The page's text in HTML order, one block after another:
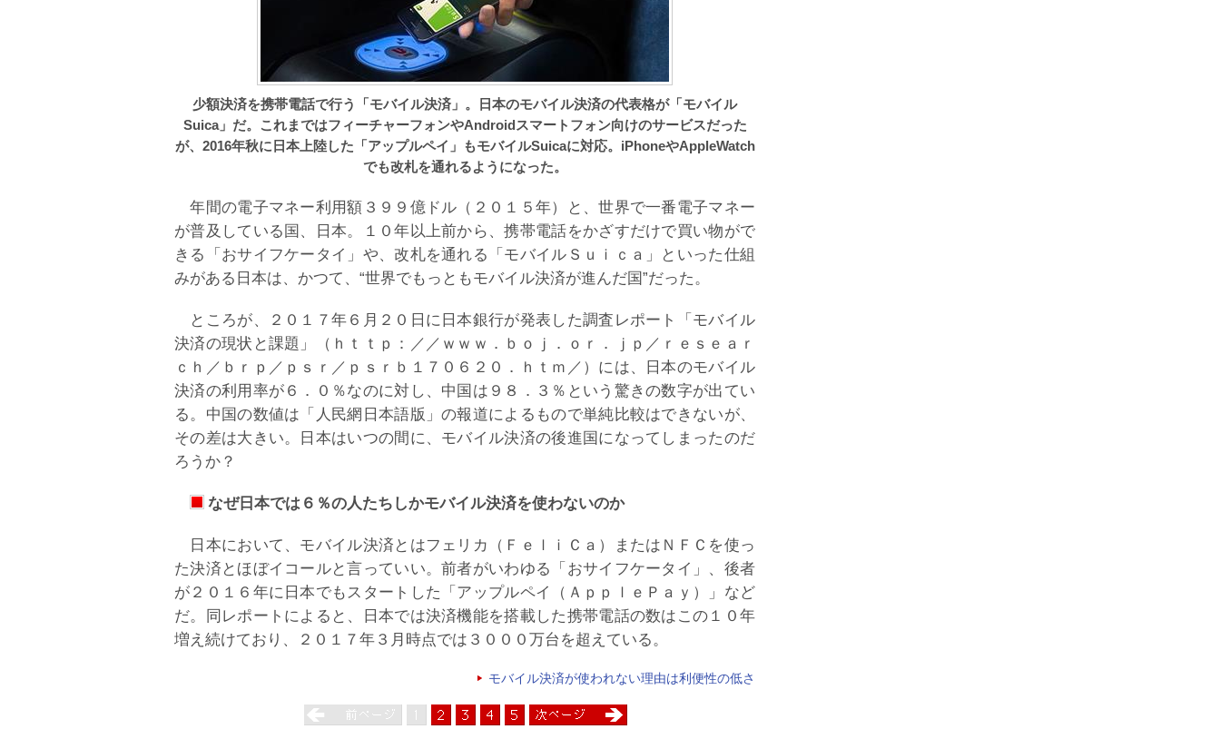
少額決済を携帯電話で行う「モバイル決済」。日本のモバイル決済の代表格が「モバイル
Suica」だ。これまではフィーチャーフォンやAndroidスマートフォン向けのサービスだった
が、2016年秋に日本上陸した「アップルペイ」もモバイルSuicaに対応。iPhoneやAppleWatch
でも改札を通れるようになった。
年間の電子マネー利用額３９９億ドル（２０１５年）と、世界で一番電子マネー
が普及している国、日本。１０年以上前から、携帯電話をかざすだけで買い物がで
きる「おサイフケータイ」や、改札を通れる「モバイルＳｕｉｃａ」といった仕組
みがある日本は、かつて、“世界でもっともモバイル決済が進んだ国”だった。
ところが、２０１７年６月２０日に日本銀行が発表した調査レポート「モバイル
決済の現状と課題」（ｈｔｔｐ：／／ｗｗｗ．ｂｏｊ．ｏｒ．ｊｐ／ｒｅｓｅａｒ
ｃｈ／ｂｒｐ／ｐｓｒ／ｐｓｒｂ１７０６２０．ｈｔｍ／）には、日本のモバイル
決済の利用率が６．０％なのに対し、中国は９８．３％という驚きの数字が出てい
る。中国の数値は「人民網日本語版」の報道によるもので単純比較はできないが、
その差は大きい。日本はいつの間に、モバイル決済の後進国になってしまったのだ
ろうか？
なぜ日本では６％の人たちしかモバイル決済を使わないのか
日本において、モバイル決済とはフェリカ（ＦｅｌｉＣａ）またはＮＦＣを使っ
た決済とほぼイコールと言っていい。前者がいわゆる「おサイフケータイ」、後者
が２０１６年に日本でもスタートした「アップルペイ（ＡｐｐｌｅＰａｙ）」など
だ。同レポートによると、日本では決済機能を搭載した携帯電話の数はこの１０年
増え続けており、２０１７年３月時点では３０００万台を超えている。
モバイル決済が使われない理由は利便性の低さ